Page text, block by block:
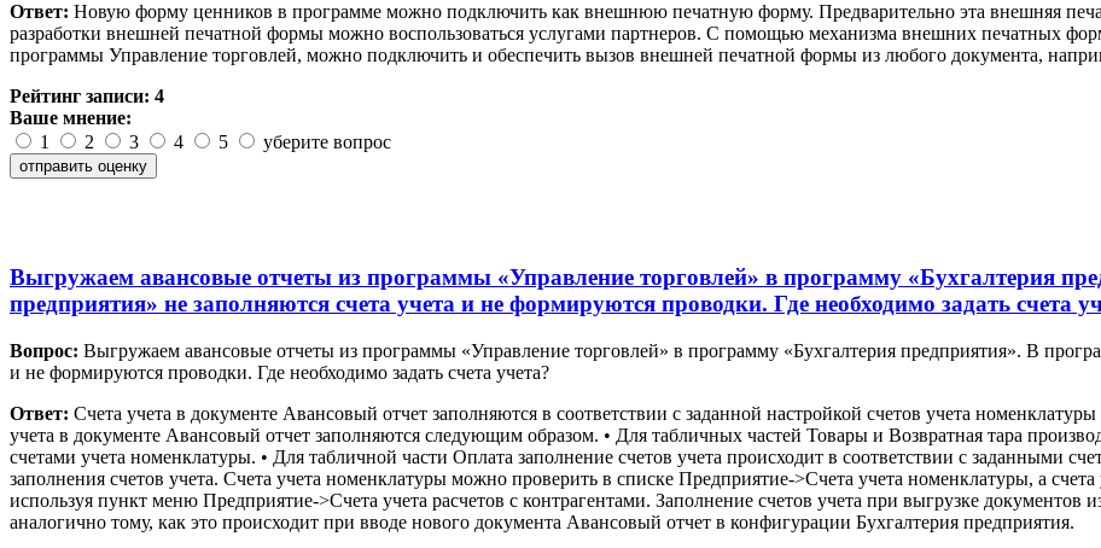
Ответ: Новую форму ценников в программе можно подключить как внешнюю печатную форму. Предварительно эта внешняя
разработки внешней печатной формы можно воспользоваться услугами партнеров. С помощью механизма внешних печатных
программы Управление торговлей, можно подключить и обеспечить вызов внешней печатной формы из любого документа,
Рейтинг записи: 4
Ваше мнение:
1
2 3 4 5 уберите вопрос
Выгружаем авансовые отчеты из программы «Управление торговлей» в программу «Бухгалтерия
предприятия» не заполняются счета учета и не формируются проводки. Где необходимо задать счета
Вопрос: Выгружаем авансовые отчеты из программы «Управление торговлей» в программу «Бухгалтерия предприятия». В
и не формируются проводки. Где необходимо задать счета учета?
Ответ: Счета учета в документе Авансовый отчет заполняются в соответствии с заданной настройкой счетов учета
учета в документе Авансовый отчет заполняются следующим образом. • Для табличных частей Товары и Возвратная тара
счетами учета номенклатуры. • Для табличной части Оплата заполнение счетов учета происходит в соответствии с заданными
заполнения счетов учета. Счета учета номенклатуры можно проверить в списке Предприятие->Счета учета номенклатуры, а
используя пункт меню Предприятие->Счета учета расчетов с контрагентами. Заполнение счетов учета при выгрузке документов
аналогично тому, как это происходит при вводе нового документа Авансовый отчет в конфигурации Бухгалтерия предприятия.